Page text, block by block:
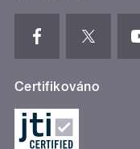
Certifikováno